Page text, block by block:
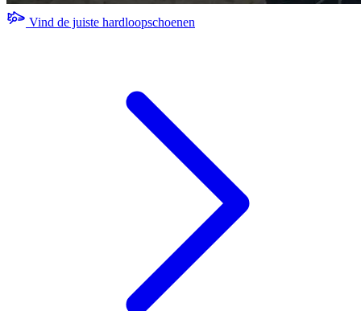
Vind de juiste hardloopschoenen